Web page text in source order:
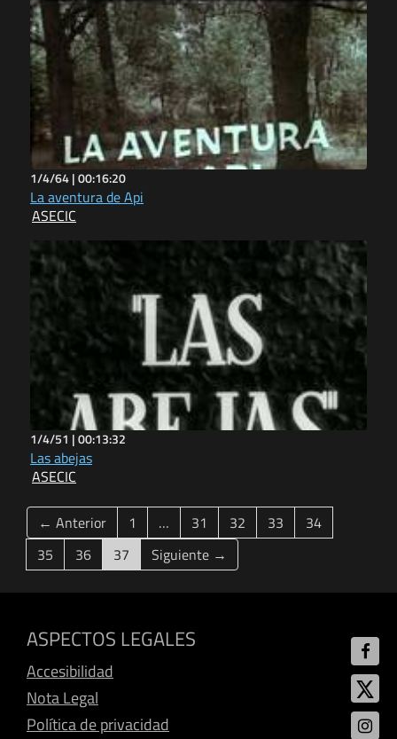
1/4/64 |00:16:20
La aventura de Api
ASECIC
1/4/51 |00:13:32
Las abejas
ASECIC
← Anterior 1 … 31 32 33
34
35
36 37 (current)
Siguiente →
ASPECTOS LEGALES
Accesibilidad
Nota Legal
Política de privacidad